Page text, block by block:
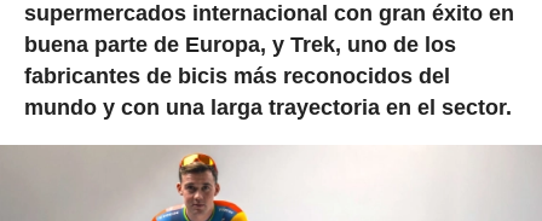
supermercados internacional con gran éxito en
buena parte de Europa, y Trek, uno de los
fabricantes de bicis más reconocidos del
mundo y con una larga trayectoria en el sector.